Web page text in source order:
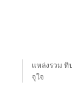
แหล่งรวม ทิ
จุใจ